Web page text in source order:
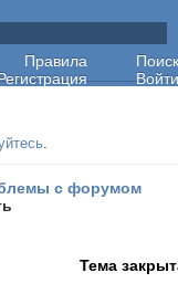
Правила
Поиск
Войти
.
с форумом
Тема